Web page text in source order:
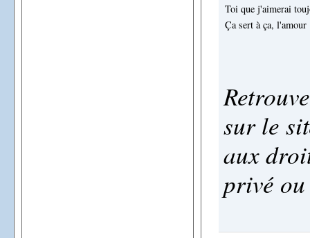
Toi que j'aimerai
Ça sert à ça,
sur le
aux
privé